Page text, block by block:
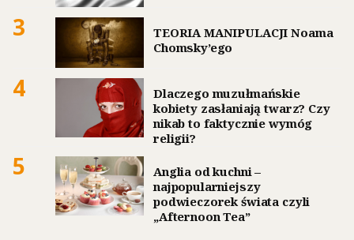
3
TEORIA MANIPULACJI Noama
Chomsky’ego
4
Dlaczego muzułmańskie
kobiety zasłaniają twarz? Czy
nikab to faktycznie wymóg
religii?
5
Anglia od kuchni –
najpopularniejszy
podwieczorek świata czyli
„Afternoon Tea”